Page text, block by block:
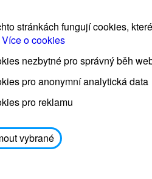
Prodej
Prodejna UNICEF
osobním odběrem
dále
stránkách fungují cookies,
Více o cookies
nezbytné pro správný běh
pro anonymní analytická data
pro reklamu
vybrané